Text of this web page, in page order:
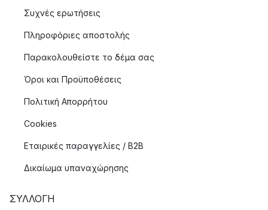
Συχνές ερωτήσεις
Πληροφόριες αποστολής
Παρακολουθείστε το δέμα σας
Όροι και Προϋποθέσεις
Πολιτική Απορρήτου
Cookies
Εταιρικές παραγγελίες / B2B
Δικαίωμα υπαναχώρησης
ΣΥΛΛΟΓΉ